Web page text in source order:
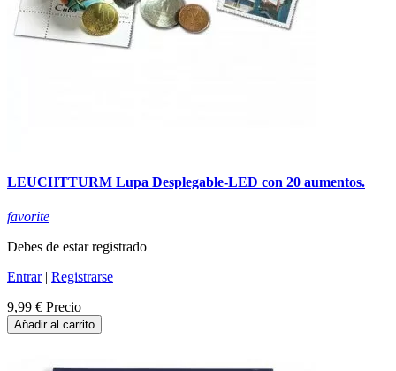
LEUCHTTURM Lupa Desplegable-LED con 20 aumentos.
favorite
Debes de estar registrado
Entrar| Registrarse
9,99 € Precio
Añadir al carrito